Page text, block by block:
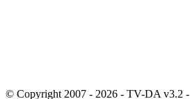
© Copyright 2007 - 2026 - TV-DA v3.2 -